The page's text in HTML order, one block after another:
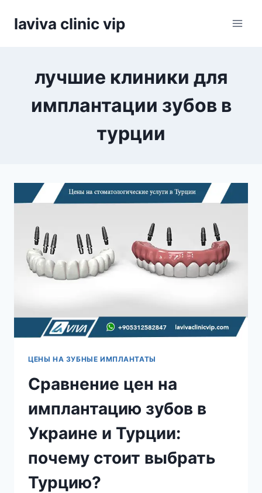
laviva clinic vip
лучшие клиники для
имплантации зубов в
турции
ЦЕНЫ НА ЗУБНЫЕ ИМПЛАНТАТЫ
Сравнение цен на
имплантацию зубов в
Украине и Турции:
почему стоит выбрать
Турцию?